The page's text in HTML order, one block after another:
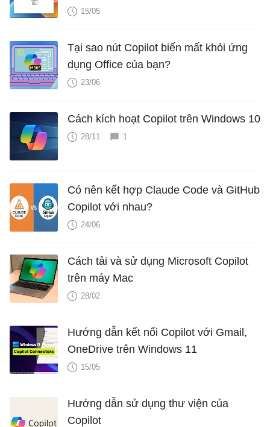
15/05
Tại sao nút Copilot biến mất khỏi ứng
dụng Office của bạn?
23/06
Cách kích hoạt Copilot trên Windows 10
28/11 1
Có nên kết hợp Claude Code và GitHub
Copilot với nhau?
24/06
Cách tải và sử dụng Microsoft Copilot
trên máy Mac
28/02
Hướng dẫn kết nối Copilot với Gmail,
OneDrive trên Windows 11
15/05
Hướng dẫn sử dụng thư viện của
Copilot